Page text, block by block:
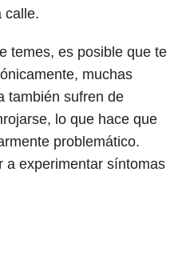
calle.
temes, es posible que te
muchas
también sufren de
lo que hace que
problemático.
a experimentar síntomas